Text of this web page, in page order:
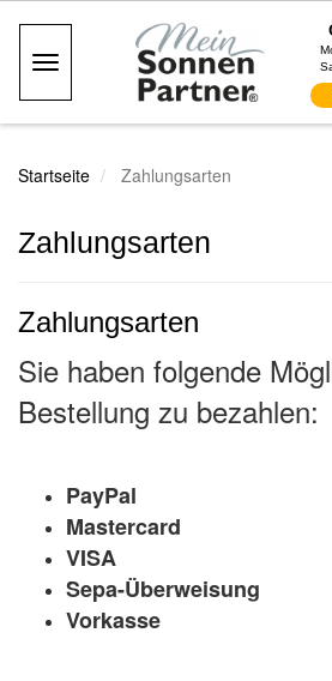
Toggle
Startseite Zahlungsarten
Zahlungsarten
Zahlungsarten
Sie haben folgende
Bestellung zu bezahlen:
PayPal
Mastercard
VISA
Sepa-Überweisung
Vorkasse